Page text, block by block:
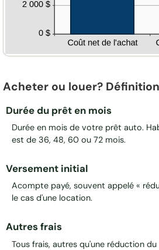
Acheter ou louer?
Durée du prêt en mois
Durée en mois de votre prêt auto.
est de 36, 48, 60 ou 72 mois.
Versement initial
Acompte payé, souvent appelé «
le cas d'une location.
Autres frais
Tous frais, autres qu'une réduction